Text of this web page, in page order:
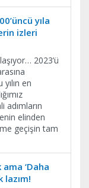
yıla
izleri
2023’ü
en
adımların
elinden
geçişin tam
ama ‘Daha
lazım!